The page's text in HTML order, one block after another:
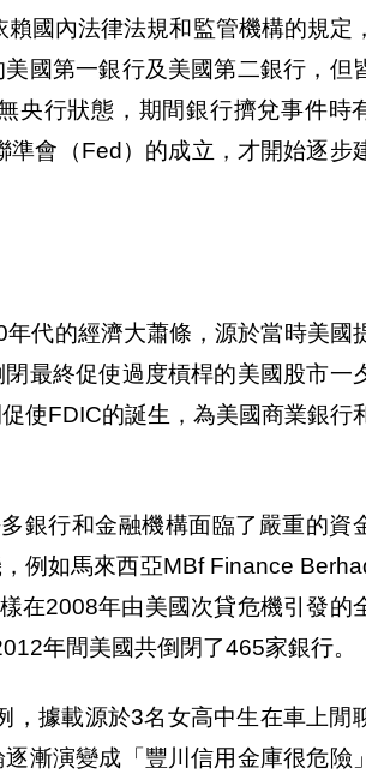
國內法律法規和監管機構的規定
國第一銀行及美國第二銀行，但
央行狀態，期間銀行擠兌事件時
會（Fed）的成立，才開始逐步
代的經濟大蕭條，源於當時美國
最終促使過度槓桿的美國股市一
使FDIC的誕生，為美國商業銀行
銀行和金融機構面臨了嚴重的資
例如馬來西亞MBf Finance
在2008年由美國次貸危機引發的
年間美國共倒閉了465家銀行。
據載源於3名女高中生在車上閒
漸演變成「豐川信用金庫很危險